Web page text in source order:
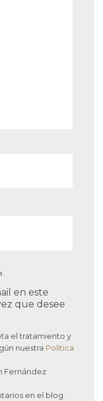
en este
que desee
el tratamiento y
nuestra Política
Fernández
en el blog.